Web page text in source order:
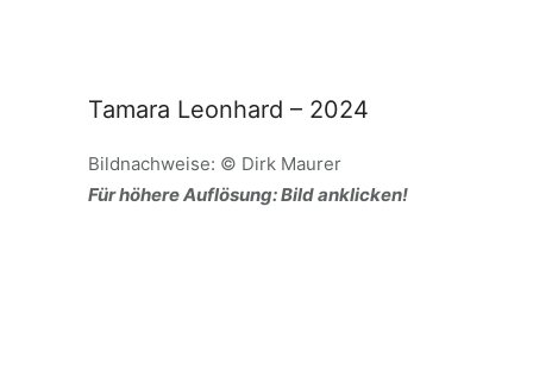
Tamara Leonhard – 2024
Bildnachweise: © Dirk Maurer
Für höhere Auflösung: Bild anklicken!